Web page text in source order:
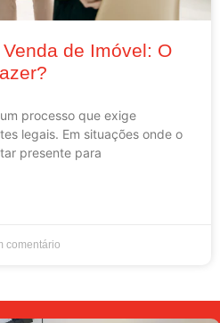
de Imóvel: O
processo que exige
legais. Em situações onde o
presente para
comentário